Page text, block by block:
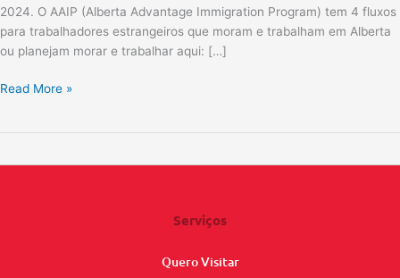
2024. O AAIP (Alberta Advantage Immigration Program) tem 4 fluxos
para trabalhadores estrangeiros que moram e trabalham em Alberta
ou planejam morar e trabalhar aqui: […]
Read More »
Serviços
Quero Visitar